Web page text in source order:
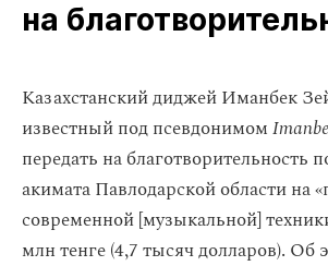
на
Казахстанский диджей Иманбек
известный под псевдонимом
передать на благотворительность
акимата Павлодарской области на
современной [музыкальной]
млн тенге (4,7 тысяч долларов). Об